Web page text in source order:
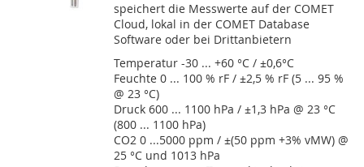
speichert die Messwerte auf der COMET
Cloud, lokal in der COMET Database
Software oder bei Drittanbietern
Temperatur -30 ... +60 °C / ±0,6°C
Feuchte 0 ... 100 % rF / ±2,5 % rF (5 ... 95 %
@ 23 °C)
Druck 600 ... 1100 hPa / ±1,3 hPa @ 23 °C
(800 ... 1100 hPa)
CO2 0 ...5000 ppm / ±(50 ppm +3% vMW) @
25 °C und 1013 hPa